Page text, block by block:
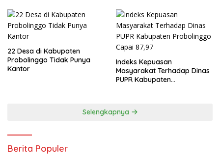
22 Desa di Kabupaten
Probolinggo Tidak Punya
Kantor
Indeks Kepuasan
Masyarakat Terhadap Dinas
PUPR Kabupaten
Selengkapnya
Berita Populer